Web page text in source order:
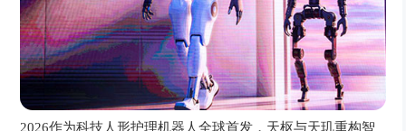
2026作为科技人形护理机器人全球首发，天枢与天玑重构智